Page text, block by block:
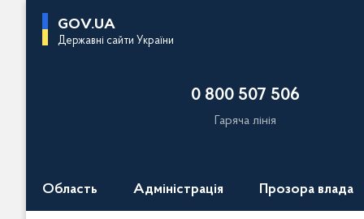
GOV.UA
Державні сайти України
0 800 507 506
Гаряча лінія
Область Адміністрація Прозора влада